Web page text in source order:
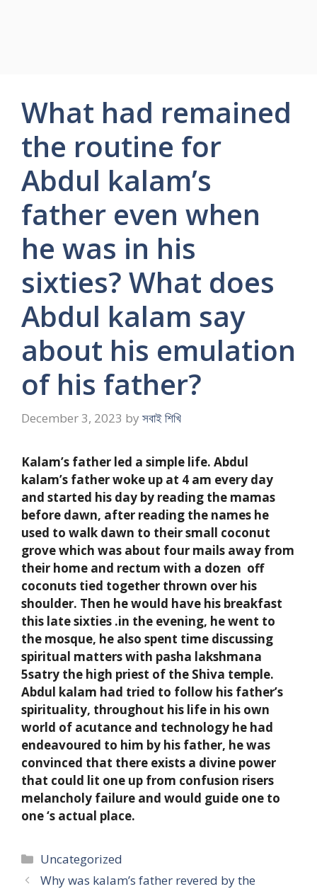
What had remained
the routine for
Abdul kalam’s
father even when
he was in his
sixties? What does
Abdul kalam say
about his emulation
of his father?
December 3, 2023 by সবাই শিখি
Kalam’s father led a simple life. Abdul
kalam’s father woke up at 4 am every day
and started his day by reading the mamas
before dawn, after reading the names he
used to walk dawn to their small coconut
grove which was about four mails away from
their home and rectum with a dozen off
coconuts tied together thrown over his
shoulder. Then he would have his breakfast
this late sixties .in the evening, he went to
the mosque, he also spent time discussing
spiritual matters with pasha lakshmana
5satry the high priest of the Shiva temple.
Abdul kalam had tried to follow his father’s
spirituality, throughout his life in his own
world of acutance and technology he had
endeavoured to him by his father, he was
convinced that there exists a divine power
that could lit one up from confusion risers
melancholy failure and would guide one to
one ‘s actual place.
Categories
Uncategorized
Why was kalam’s father revered by the